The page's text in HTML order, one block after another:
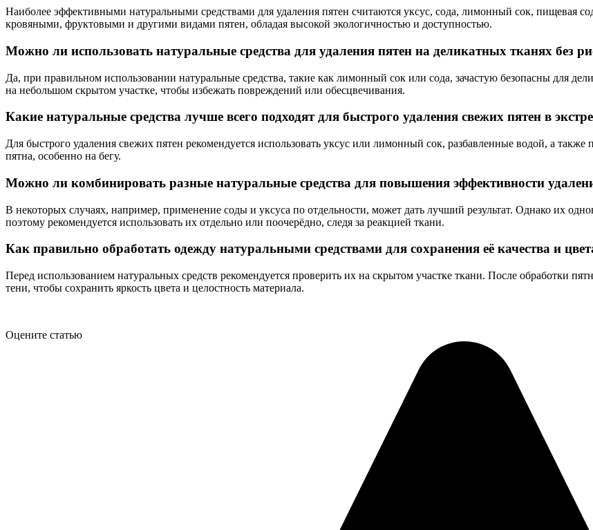
Наиболее эффективными натуральными средствами для удаления пятен считаются уксус, сода, лимонный сок, пищевая
кровяными, фруктовыми и другими видами пятен, обладая высокой экологичностью и доступностью.
Можно ли использовать натуральные средства для удаления пятен на деликатных тканях без
Да, при правильном использовании натуральные средства, такие как лимонный сок или сода, зачастую безопасны для
на небольшом скрытом участке, чтобы избежать повреждений или обесцвечивания.
Какие натуральные средства лучше всего подходят для быстрого удаления свежих пятен в
Для быстрого удаления свежих пятен рекомендуется использовать уксус или лимонный сок, разбавленные водой, а
пятна, особенно на бегу.
Можно ли комбинировать разные натуральные средства для повышения эффективности
В некоторых случаях, например, применение соды и уксуса по отдельности, может дать лучший результат. Однако их
поэтому рекомендуется использовать их отдельно или поочерёдно, следя за реакцией ткани.
Как правильно обработать одежду натуральными средствами для сохранения её качества и
Перед использованием натуральных средств рекомендуется проверить их на скрытом участке ткани. После обработки
тени, чтобы сохранить яркость цвета и целостность материала.
Оцените статью